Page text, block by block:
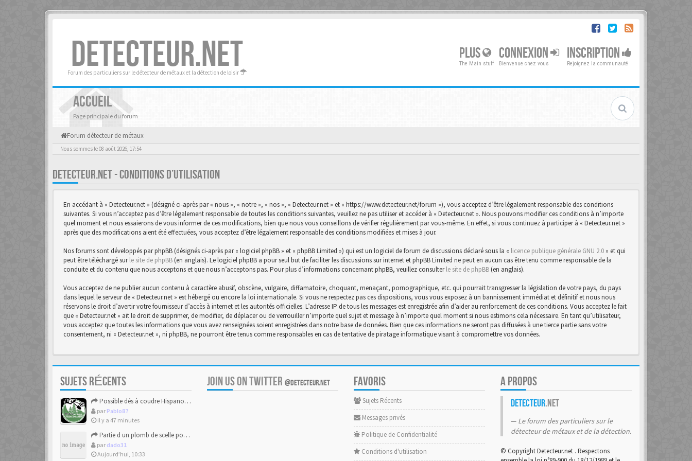
DETECTEUR.NET
Forum des particuliers sur le détecteur de métaux et la détection de loisir
PLUS
The Main stuff
CONNEXION
Bienvenue chez vous
INSCRIPTION
Rejoignez la communauté
ACCUEIL
Page principale du forum
Forum détecteur de métaux
Nous sommes le 08 août 2026, 17:54
DETECTEUR.NET - CONDITIONS D’UTILISATION
En accédant à « Detecteur.net » (désigné ci-après par « nous », « notre », « nos », « Detecteur.net » et « https://www.detecteur.net/forum »), vous acceptez d’être légalement responsable des conditions
suivantes. Si vous n’acceptez pas d’être légalement responsable de toutes les conditions suivantes, veuillez ne pas utiliser et accéder à « Detecteur.net ». Nous pouvons modifier ces conditions à n’importe
quel moment et nous essaierons de vous informer de ces modifications, bien que nous vous conseillons de vérifier régulièrement par vous-même. En effet, si vous continuez à participer à « Detecteur.net »
après que des modifications aient été effectuées, vous acceptez d’être légalement responsable des conditions modifiées et mises à jour.
Nos forums sont développés par phpBB (désignés ci-après par « logiciel phpBB » et « phpBB Limited ») qui est un logiciel de forum de discussions déclaré sous la « licence publique générale GNU 2.0 » et qui
peut être téléchargé surle site de phpBB (en anglais). Le logiciel phpBB a pour seul but de faciliter les discussions sur internet et phpBB Limited ne peut en aucun cas être tenu comme responsable de la
conduite et du contenu que nous acceptons et que nous n’acceptons pas. Pour plus d’informations concernant phpBB, veuillez consulterle site de phpBB (en anglais).
Vous acceptez de ne publier aucun contenu à caractère abusif, obscène, vulgaire, diffamatoire, choquant, menaçant, pornographique, etc. qui pourrait transgresser la législation de votre pays, du pays
dans lequel le serveur de « Detecteur.net » est hébergé ou encore la loi internationale. Si vous ne respectez pas ces dispositions, vous vous exposez à un bannissement immédiat et définitif et nous nous
réservons le droit d’avertir votre fournisseur d’accès à internet et les autorités officielles. L’adresse IP de tous les messages est enregistrée afin d’aider au renforcement de ces conditions. Vous acceptez le fait
que « Detecteur.net » ait le droit de supprimer, de modifier, de déplacer ou de verrouiller n’importe quel sujet et message à n’importe quel moment si nous estimons cela nécessaire. En tant qu’utilisateur,
vous acceptez que toutes les informations que vous avez renseignées soient enregistrées dans notre base de données. Bien que ces informations ne seront pas diffusées à une tierce partie sans votre
consentement, ni « Detecteur.net », ni phpBB, ne pourront être tenus comme responsables en cas de tentative de piratage informatique visant à compromettre vos données.
SUJETS RÉCENTS
Possible dés à coudre Hispano-mauresque.
par Pablo87
il y a 47 minutes
Partie d un plomb de scelle pour de la chaux hydraulique
par dado31
Aujourd’hui, 10:33
JOIN US ON TWITTER @DETECTEUR.NET FAVORIS
Sujets Récents
Messages privés
Politique de Confidentialité
Conditions d'utilisation
A PROPOS
Detecteur.net
Le forum des particuliers sur le
détecteur de métaux et de la détection.
© Copyright Detecteur.net . Respectons